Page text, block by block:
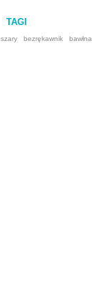
TAGI
szary bezrękawnik bawłna